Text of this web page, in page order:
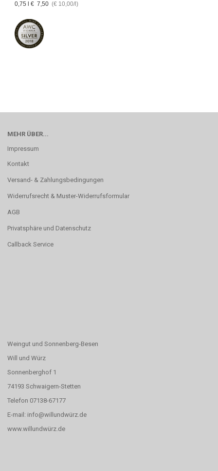
0,75 l € 7,50 (€ 10,00/l)
MEHR ÜBER...
Impressum
Kontakt
Versand- & Zahlungsbedingungen
Widerrufsrecht & Muster-Widerrufsformular
AGB
Privatsphäre und Datenschutz
Callback Service
Weingut und Sonnenberg-Besen
Will und Würz
Sonnenberghof 1
74193 Schwaigern-Stetten
Telefon 07138-67177
E-mail: info@willundwürz.de
www.willundwürz.de